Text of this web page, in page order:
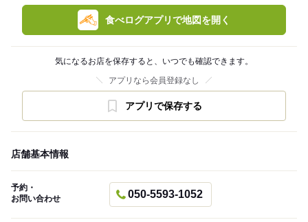
食べログアプリで地図を開く
気になるお店を保存すると、いつでも確認できます。
アプリなら会員登録なし
アプリで保存する
店舗基本情報
予約・
お問い合わせ
050-5593-1052